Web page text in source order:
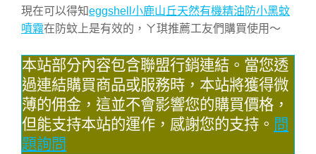
現在可以得知eggshell小鹿山丘天然有機精油防小黑蚊
噴霧在防蚊上是有效的，ㄚ琪推薦工友們購買使用～
本站部分內容包含聯盟行銷連結。當您透
過連結購買商品或服務時，本站將獲得微
薄的佣金，這並不會影響您的購買價格，
但能支持本站的運作，感謝您的支持。 問
題詢問